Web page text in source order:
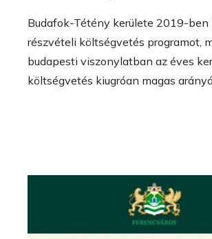
Budafok-Tétény kerülete 2019-
részvételi költségvetés programot,
budapesti viszonylatban az éves
költségvetés kiugróan magas